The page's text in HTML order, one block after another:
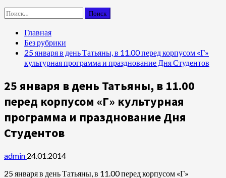
Найти:
Главная
Без рубрики
25 января в день Татьяны, в 11.00 перед корпусом «Г»
культурная программа и празднование Дня Студентов
25 января в день Татьяны, в 11.00
перед корпусом «Г» культурная
программа и празднование Дня
Студентов
admin 24.01.2014
25 января в день Татьяны, в 11.00 перед корпусом «Г»